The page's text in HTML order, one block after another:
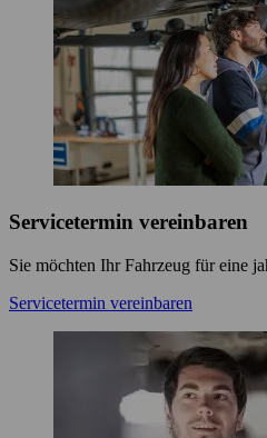
Servicetermin vereinbaren
Sie möchten Ihr Fahrzeug für eine
Servicetermin vereinbaren